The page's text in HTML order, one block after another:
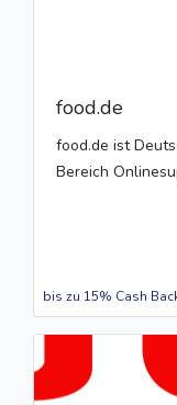
food.de
food.de ist
Bereich
bis zu 15% Cash